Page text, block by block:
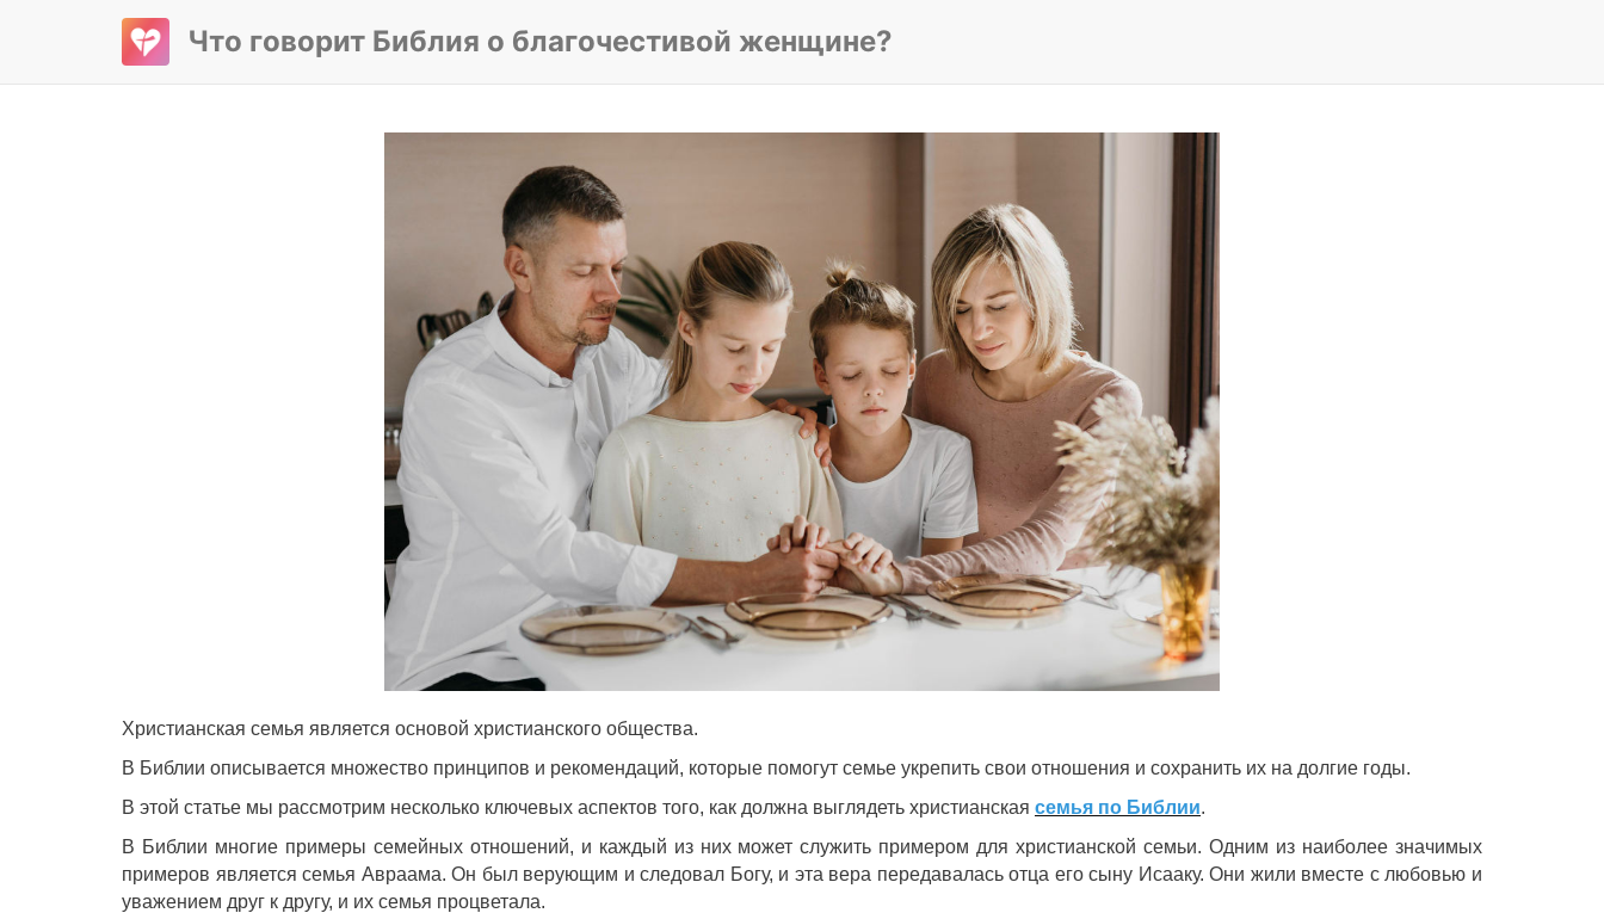
Что говорит Библия о благочестивой женщине?
Христианская семья является основой христианского общества.
В Библии описывается множество принципов и рекомендаций, которые помогут семье укрепить свои отношения и сохранить их на долгие годы.
В этой статье мы рассмотрим несколько ключевых аспектов того, как должна выглядеть христианская семья по Библии.
В Библии многие примеры семейных отношений, и каждый из них может служить примером для христианской семьи. Одним из наиболее значимых
примеров является семья Авраама. Он был верующим и следовал Богу, и эта вера передавалась отца его сыну Исааку. Они жили вместе с любовью и
уважением друг к другу, и их семья процветала.